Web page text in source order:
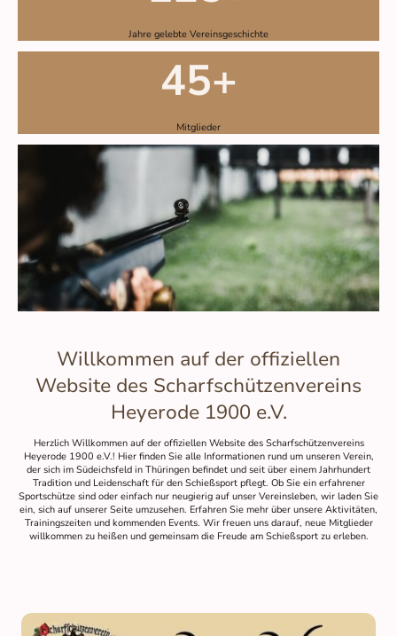
Jahre gelebte Vereinsgeschichte
45+
Mitglieder
Willkommen auf der offiziellen
Website des Scharfschützenvereins
Heyerode 1900 e.V.
Herzlich Willkommen auf der offiziellen Website des Scharfschützenvereins
Heyerode 1900 e.V.! Hier finden Sie alle Informationen rund um unseren Verein,
der sich im Südeichsfeld in Thüringen befindet und seit über einem Jahrhundert
Tradition und Leidenschaft für den Schießsport pflegt. Ob Sie ein erfahrener
Sportschütze sind oder einfach nur neugierig auf unser Vereinsleben, wir laden Sie
ein, sich auf unserer Seite umzusehen. Erfahren Sie mehr über unsere Aktivitäten,
Trainingszeiten und kommenden Events. Wir freuen uns darauf, neue Mitglieder
willkommen zu heißen und gemeinsam die Freude am Schießsport zu erleben.